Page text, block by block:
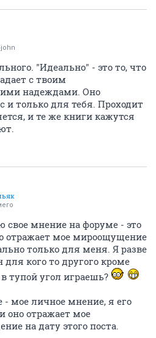
"Идеально" - это то, что
с твоим
надеждами. Оно
и только для тебя. Проходит
и те же книги кажутся
свое мнение на форуме - это
отражает мое мироощущение
только для меня. Я разве
для кого то другого кроме
тупой угол играешь?
- мое личное мнение, я его
оно отражает мое
на дату этого поста.